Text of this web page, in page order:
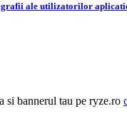
ale utilizatorilor
si bannerul tau pe ryze.ro